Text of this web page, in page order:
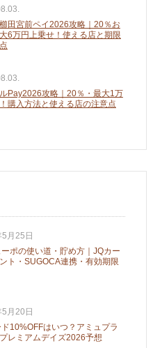
田宮前ペイ2026攻略｜20％お
6万円上乗せ！使える店と期限
Pay2026攻略｜20％・最大1万
購入方法と使える店の注意点
月25日
ポの使い道・貯め方｜JQカー
ト・SUGOCA連携・有効期限
月20日
10%OFFはいつ？アミュプラ
レミアムデイズ2026予想